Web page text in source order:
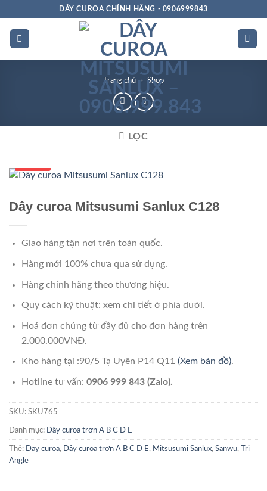
dung
DÂY CUROA CHÍNH HÃNG - 0906999843
Trang chủ » Shop
LỌC
Dây curoa Mitsusumi Sanlux C128
Giao hàng tận nơi trên toàn quốc.
Hàng mới 100% chưa qua sử dụng.
Hàng chính hãng theo thương hiệu.
Quy cách kỹ thuật: xem chi tiết ở phía dưới.
Hoá đơn chứng từ đầy đủ cho đơn hàng trên
2.000.000VNĐ.
Kho hàng tại :90/5 Tạ Uyên P14 Q11 (Xem bản đồ).
Hotline tư vấn: 0906 999 843 (Zalo).
SKU: SKU765
Danh mục: Dây curoa trơn A B C D E
Thẻ: Day curoa, Dây curoa trơn A B C D E , Mitsusumi Sanlux, Sanwu,
Tri
Angle